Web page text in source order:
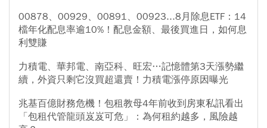
00878、00929、00891、00923...8月除息ETF：14
檔年化配息率逾10%！配息金額、最後買進日，如何息
利雙賺
力積電、華邦電、南亞科、旺宏…記憶體第3天漲勢繼
續，外資只剩它沒買超還賣！力積電漲停原因曝光
兆基百億財務危機！包租教母4年前收到房東私訊看出
「包租代管龍頭岌岌可危」：為何租約越多，風險越